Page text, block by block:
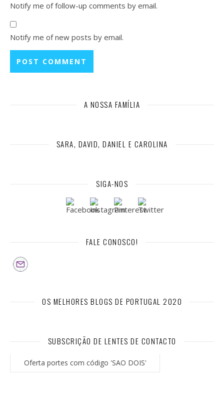
Notify me of follow-up comments by email.
Notify me of new posts by email.
A NOSSA FAMÍLIA
SARA, DAVID, DANIEL E CAROLINA
SIGA-NOS
FALE CONOSCO!
OS MELHORES BLOGS DE PORTUGAL 2020
SUBSCRIÇÃO DE LENTES DE CONTACTO
Oferta portes com código 'SAO DOIS'